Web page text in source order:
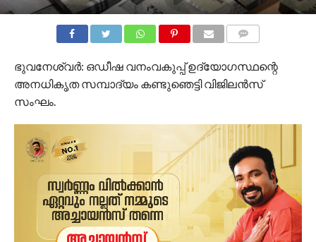
ഭുവനേശ്വര്‍: ഒഡീഷ വനംവകുപ്പ് ഉദ്യോഗസ്ഥന്റെ
അനധികൃത സമ്പാദ്യം കണ്ടുഞെട്ടി വിജിലന്‍സ്
സംഘം.